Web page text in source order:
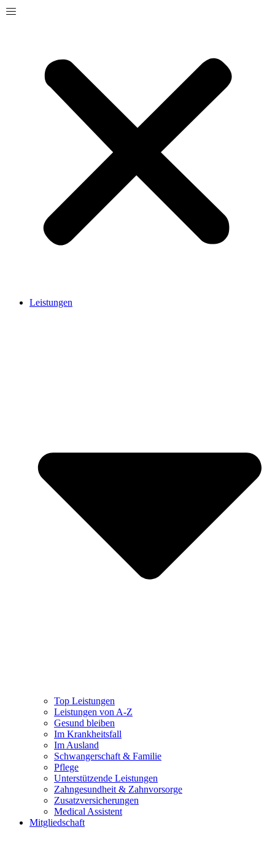
Leistungen
Top Leistungen
Leistungen von A-Z
Gesund bleiben
Im Krankheitsfall
Im Ausland
Schwangerschaft & Familie
Pflege
Unterstützende Leistungen
Zahngesundheit & Zahnvorsorge
Zusatzversicherungen
Medical Assistent
Mitgliedschaft